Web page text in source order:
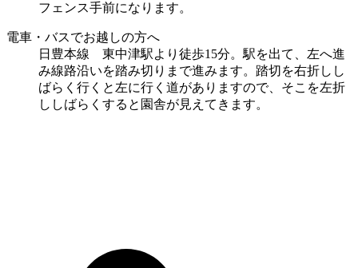
フェンス手前になります。
電車・バスでお越しの方へ
日豊本線 東中津駅より徒歩15分。駅を出て、左へ進
み線路沿いを踏み切りまで進みます。踏切を右折しし
ばらく行くと左に行く道がありますので、そこを左折
ししばらくすると園舎が見えてきます。